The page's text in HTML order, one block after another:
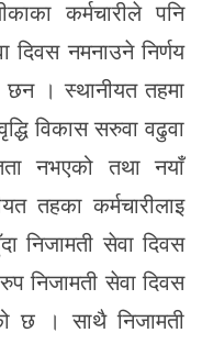
कर्मचारीले पनि
दिवस नमनाउने निर्णय
छन । स्थानीयत तहमा
विकास सरुवा वढुवा
नभएको तथा नयाँ
तहका कर्मचारीलाइ
निजामती सेवा दिवस
निजामती सेवा दिवस
छ । साथै निजामती